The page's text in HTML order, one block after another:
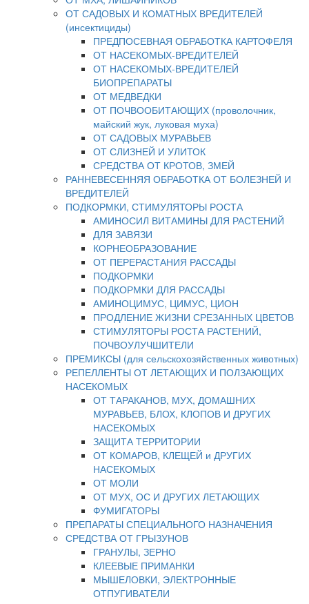
ОТ САДОВЫХ И КОМАТНЫХ ВРЕДИТЕЛЕЙ
(инсектициды)
ПРЕДПОСЕВНАЯ ОБРАБОТКА КАРТОФЕЛЯ
ОТ НАСЕКОМЫХ-ВРЕДИТЕЛЕЙ
ОТ НАСЕКОМЫХ-ВРЕДИТЕЛЕЙ
БИОПРЕПАРАТЫ
ОТ МЕДВЕДКИ
ОТ ПОЧВООБИТАЮЩИХ (проволочник,
майский жук, луковая муха)
ОТ САДОВЫХ МУРАВЬЕВ
ОТ СЛИЗНЕЙ И УЛИТОК
СРЕДСТВА ОТ КРОТОВ, ЗМЕЙ
РАННЕВЕСЕННЯЯ ОБРАБОТКА ОТ БОЛЕЗНЕЙ И
ВРЕДИТЕЛЕЙ
ПОДКОРМКИ, СТИМУЛЯТОРЫ РОСТА
АМИНОСИЛ ВИТАМИНЫ ДЛЯ РАСТЕНИЙ
ДЛЯ ЗАВЯЗИ
КОРНЕОБРАЗОВАНИЕ
ОТ ПЕРЕРАСТАНИЯ РАССАДЫ
ПОДКОРМКИ
ПОДКОРМКИ ДЛЯ РАССАДЫ
АМИНОЦИМУС, ЦИМУС, ЦИОН
ПРОДЛЕНИЕ ЖИЗНИ СРЕЗАННЫХ ЦВЕТОВ
СТИМУЛЯТОРЫ РОСТА РАСТЕНИЙ,
ПОЧВОУЛУЧШИТЕЛИ
ПРЕМИКСЫ (для сельскохозяйственных животных)
РЕПЕЛЛЕНТЫ ОТ ЛЕТАЮЩИХ И ПОЛЗАЮЩИХ
НАСЕКОМЫХ
ОТ ТАРАКАНОВ, МУХ, ДОМАШНИХ
МУРАВЬЕВ, БЛОХ, КЛОПОВ И ДРУГИХ
НАСЕКОМЫХ
ЗАЩИТА ТЕРРИТОРИИ
ОТ КОМАРОВ, КЛЕЩЕЙ и ДРУГИХ
НАСЕКОМЫХ
ОТ МОЛИ
ОТ МУХ, ОС И ДРУГИХ ЛЕТАЮЩИХ
ФУМИГАТОРЫ
ПРЕПАРАТЫ СПЕЦИАЛЬНОГО НАЗНАЧЕНИЯ
СРЕДСТВА ОТ ГРЫЗУНОВ
ГРАНУЛЫ, ЗЕРНО
КЛЕЕВЫЕ ПРИМАНКИ
МЫШЕЛОВКИ, ЭЛЕКТРОННЫЕ
ОТПУГИВАТЕЛИ